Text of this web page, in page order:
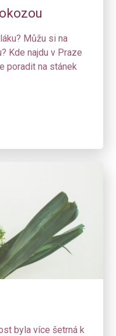
Můžu si na
Kde najdu v Praze
poradit na stánek
byla více šetrná k